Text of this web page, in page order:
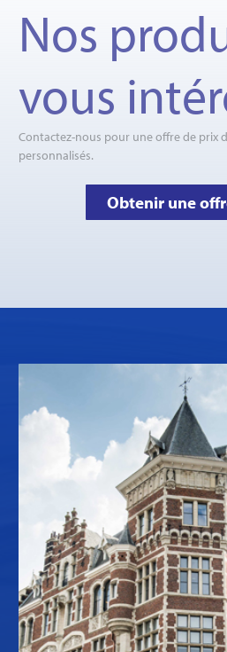
Nos
vous
Contactez-nous pour une offre de prix
personnalisés.
Obtenir une